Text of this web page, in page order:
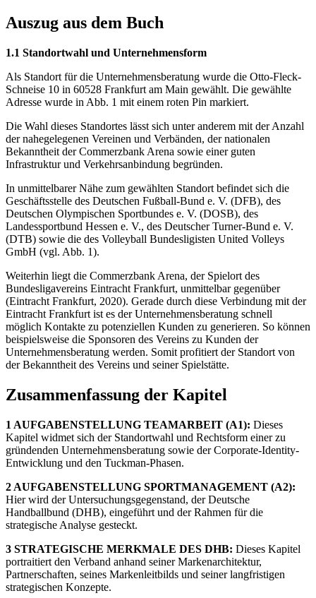
Auszug aus dem Buch
1.1 Standortwahl und Unternehmensform
Als Standort für die Unternehmensberatung wurde die Otto-Fleck-
Schneise 10 in 60528 Frankfurt am Main gewählt. Die gewählte
Adresse wurde in Abb. 1 mit einem roten Pin markiert.
Die Wahl dieses Standortes lässt sich unter anderem mit der Anzahl
der nahegelegenen Vereinen und Verbänden, der nationalen
Bekanntheit der Commerzbank Arena sowie einer guten
Infrastruktur und Verkehrsanbindung begründen.
In unmittelbarer Nähe zum gewählten Standort befindet sich die
Geschäftsstelle des Deutschen Fußball-Bund e. V. (DFB), des
Deutschen Olympischen Sportbundes e. V. (DOSB), des
Landessportbund Hessen e. V., des Deutscher Turner-Bund e. V.
(DTB) sowie die des Volleyball Bundesligisten United Volleys
GmbH (vgl. Abb. 1).
Weiterhin liegt die Commerzbank Arena, der Spielort des
Bundesligavereins Eintracht Frankfurt, unmittelbar gegenüber
(Eintracht Frankfurt, 2020). Gerade durch diese Verbindung mit der
Eintracht Frankfurt ist es der Unternehmensberatung schnell
möglich Kontakte zu potenziellen Kunden zu generieren. So können
beispielsweise die Sponsoren des Vereins zu Kunden der
Unternehmensberatung werden. Somit profitiert der Standort von
der Bekanntheit des Vereins und seiner Spielstätte.
Zusammenfassung der Kapitel
1 AUFGABENSTELLUNG TEAMARBEIT (A1): Dieses
Kapitel widmet sich der Standortwahl und Rechtsform einer zu
gründenden Unternehmensberatung sowie der Corporate-Identity-
Entwicklung und den Tuckman-Phasen.
2 AUFGABENSTELLUNG SPORTMANAGEMENT (A2):
Hier wird der Untersuchungsgegenstand, der Deutsche
Handballbund (DHB), eingeführt und der Rahmen für die
strategische Analyse gesteckt.
3 STRATEGISCHE MERKMALE DES DHB: Dieses Kapitel
portraitiert den Verband anhand seiner Markenarchitektur,
Partnerschaften, seines Markenleitbilds und seiner langfristigen
strategischen Konzepte.